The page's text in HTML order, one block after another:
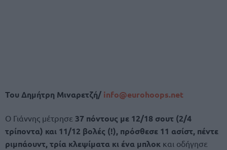
Του Δημήτρη Μιναρετζή/ info@eurohoops.net
Ο Γιάννης μέτρησε 37 πόντους με 12/18 σουτ (2/4
τρίποντα) και 11/12 βολές (!), πρόσθεσε 11 ασίστ, πέντε
ριμπάουντ, τρία κλεψίματα κι ένα μπλοκ και οδήγησε